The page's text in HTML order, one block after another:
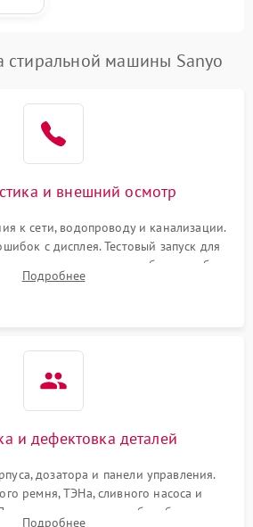
стиральной машины Sanyo
и внешний осмотр
к сети, водопроводу и канализации.
с дисплея. Тестовый запуск для
шумов, протечек или сбоев в работе
модуля управления.
Подробнее
и дефектовка деталей
дозатора и панели управления.
ремня, ТЭНа, сливного насоса и
подшипников барабана и
Подробнее